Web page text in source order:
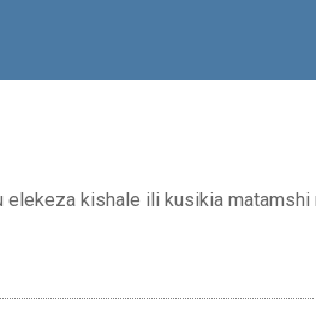
kishale ili kusikia